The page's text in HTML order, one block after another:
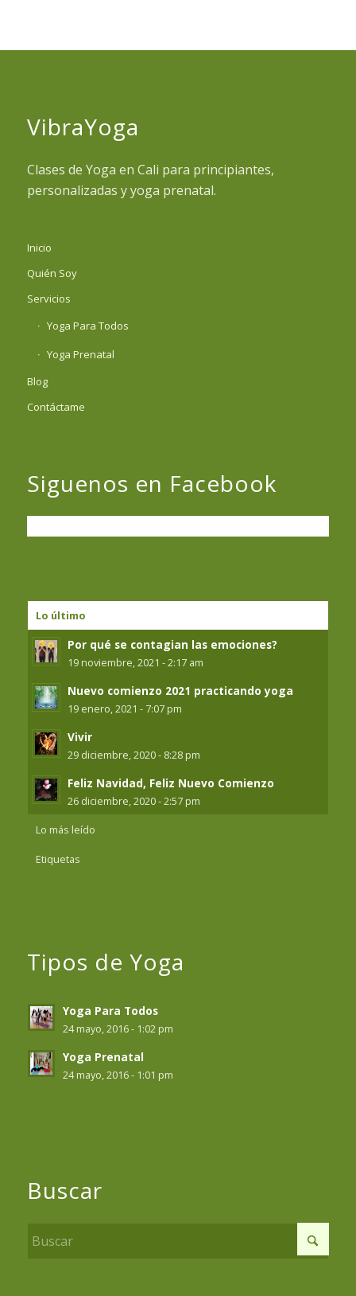
VibraYoga
Clases de Yoga en Cali para principiantes,
personalizadas y yoga prenatal.
Inicio
Quién Soy
Servicios
Yoga Para Todos
Yoga Prenatal
Blog
Contáctame
Siguenos en Facebook
Lo último
Por qué se contagian las emociones?
19 noviembre, 2021 - 2:17 am
Nuevo comienzo 2021 practicando yoga
19 enero, 2021 - 7:07 pm
Vivir
29 diciembre, 2020 - 8:28 pm
Feliz Navidad, Feliz Nuevo Comienzo
26 diciembre, 2020 - 2:57 pm
Lo más leído
Etiquetas
Tipos de Yoga
Yoga Para Todos
24 mayo, 2016 - 1:02 pm
Yoga Prenatal
24 mayo, 2016 - 1:01 pm
Buscar